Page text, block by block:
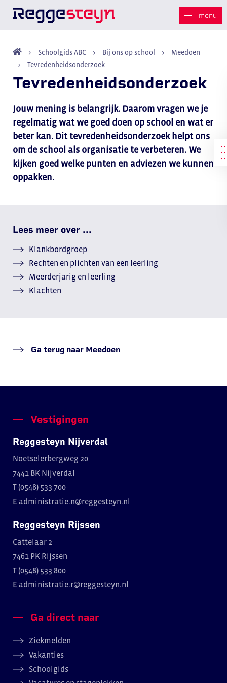
Schoolgids ABC Bij ons op school
Meedoen
Tevredenheidsonderzoek
Tevredenheidsonderzoek
Jouw mening is belangrijk. Daarom vragen we je
regelmatig wat we goed doen op school en wat er
beter kan. Dit tevredenheidsonderzoek helpt ons
om de school als organisatie te verbeteren. We
kijken goed welke punten en adviezen we kunnen
oppakken.
Lees meer over ...
Klankbordgroep
Rechten en plichten van een leerling
Meerderjarig en leerling
Klachten
Ga terug naar Meedoen
Vestigingen
Reggesteyn Nijverdal
Noetselerbergweg 20
7441 BK Nijverdal
T (0548) 533 700
E administratie.n@reggesteyn.nl
Reggesteyn Rijssen
Cattelaar 2
7461 PK Rijssen
T (0548) 533 800
E administratie.r@reggesteyn.nl
Ga direct naar
Ziekmelden
Vakanties
Schoolgids